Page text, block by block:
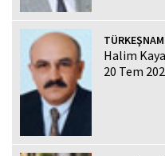
Halim Kaya
20 Tem